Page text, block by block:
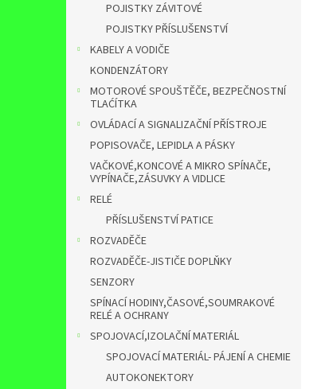
POJISTKY ZÁVITOVÉ
POJISTKY PŘÍSLUŠENSTVÍ
KABELY A VODIČE
KONDENZÁTORY
MOTOROVÉ SPOUŠTĚČE, BEZPEČNOSTNÍ
TLAĆÍTKA
OVLÁDACÍ A SIGNALIZAČNÍ PŘÍSTROJE
POPISOVAČE, LEPIDLA A PÁSKY
VAČKOVÉ,KONCOVÉ A MIKRO SPÍNAČE,
VYPÍNAČE,ZÁSUVKY A VIDLICE
RELÉ
PŘÍSLUŠENSTVÍ PATICE
ROZVADĚČE
ROZVADĚČE-JISTIČE DOPLŇKY
SENZORY
SPÍNACÍ HODINY,ČASOVÉ,SOUMRAKOVÉ
RELÉ A OCHRANY
SPOJOVACÍ,IZOLAČNÍ MATERIÁL
SPOJOVACÍ MATERIÁL- PÁJENÍ A CHEMIE
AUTOKONEKTORY